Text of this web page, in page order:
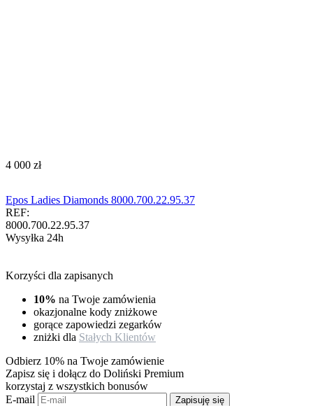
‍4 000‍ zł
Epos Ladies Diamonds 8000.700.22.95.37
REF:
8000.700.22.95.37
Wysyłka 24h
Korzyści dla zapisanych
10% na Twoje zamówienia
okazjonalne kody zniżkowe
gorące zapowiedzi zegarków
zniżki dla Stałych Klientów
Odbierz 10% na Twoje zamówienie
Zapisz się i dołącz do Doliński Premium
korzystaj z wszystkich bonusów
E-mail
Zapisuję się